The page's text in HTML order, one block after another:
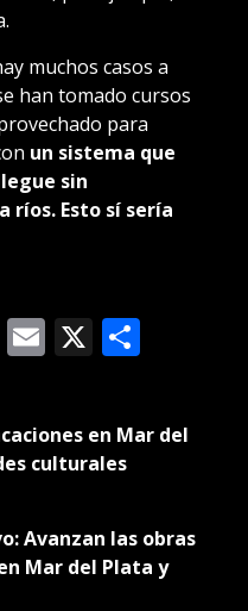
muchos casos a
han tomado cursos
para
un sistema que
sin
ríos. Esto sí sería
Google
Email
X
en Mar del
culturales
Avanzan las obras
Mar del Plata y